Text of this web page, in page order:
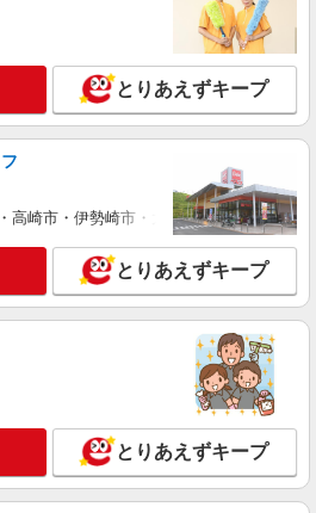
とりあえずキープ
高崎市・伊勢崎市・太田市・館林市・藤
とりあえずキープ
とりあえずキープ